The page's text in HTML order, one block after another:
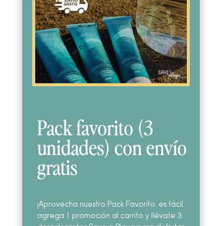
Pack favorito (3
unidades) con envío
gratis
¡Aprovecha nuestro Pack Favorito, es fácil,
agrega 1 promoción al carrito y llévate 3